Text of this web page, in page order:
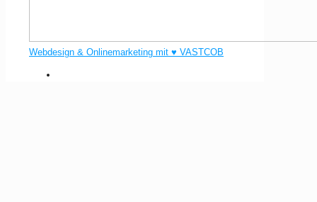
Webdesign & Onlinemarketing mit ♥ VASTCOB